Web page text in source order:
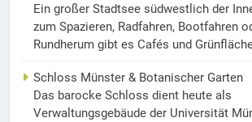
Ein großer Stadtsee südwestlich der
zum Spazieren, Radfahren, Bootfahren
Rundherum gibt es Cafés und
Schloss Münster & Botanischer Garten
Das barocke Schloss dient heute als
Verwaltungsgebäude der Universität